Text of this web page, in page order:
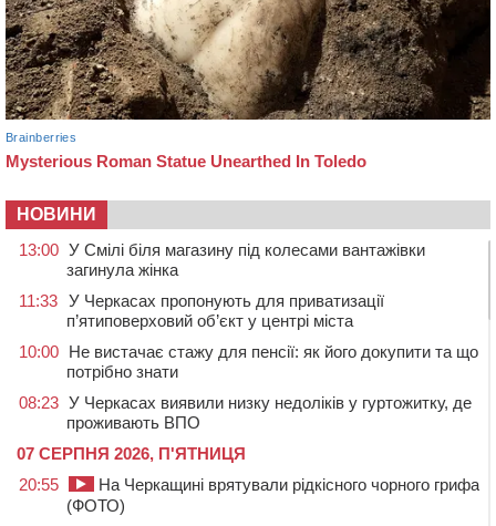
НОВИНИ
13:00 У Смілі біля магазину під колесами вантажівки
загинула жінка
11:33 У Черкасах пропонують для приватизації
п’ятиповерховий об’єкт у центрі міста
10:00 Не вистачає стажу для пенсії: як його докупити та що
потрібно знати
08:23 У Черкасах виявили низку недоліків у гуртожитку, де
проживають ВПО
07 СЕРПНЯ 2026, П'ЯТНИЦЯ
20:55
На Черкащині врятували рідкісного чорного грифа
(ФОТО)